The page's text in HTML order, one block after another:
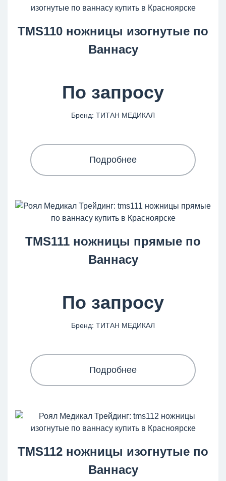
TMS110 ножницы изогнутые по
Ваннасу
По запросу
Бренд: ТИТАН МЕДИКАЛ
Подробнее
TMS111 ножницы прямые по
Ваннасу
По запросу
Бренд: ТИТАН МЕДИКАЛ
Подробнее
TMS112 ножницы изогнутые по
Ваннасу